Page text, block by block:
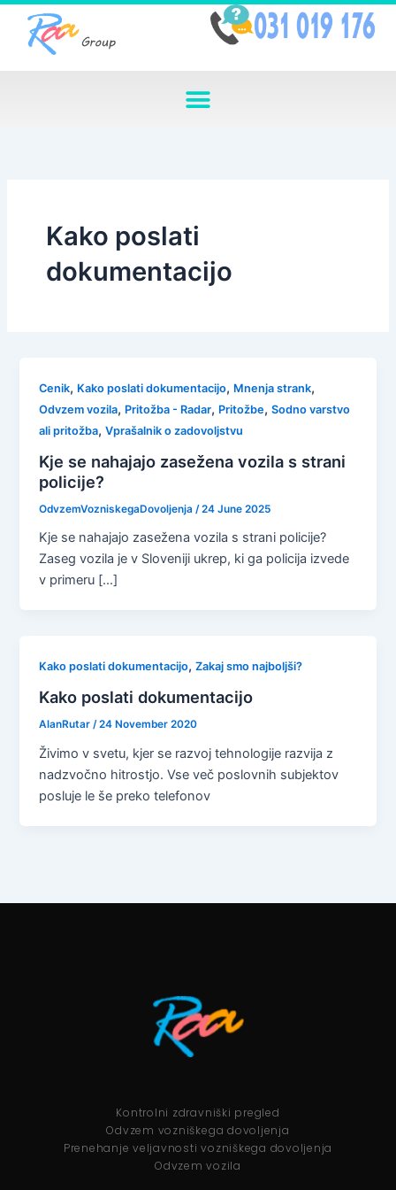
Skip
content
Kako poslati
dokumentacijo
Cenik, Kako poslati dokumentacijo, Mnenja strank,
Odvzem vozila, Pritožba - Radar, Pritožbe,Sodno varstvo
ali pritožba,Vprašalnik o zadovoljstvu
Kje se nahajajo zasežena vozila s strani
policije?
OdvzemVozniskegaDovoljenja /24 June 2025
Kje se nahajajo zasežena vozila s strani policije?
Zaseg vozila je v Sloveniji ukrep, ki ga policija izvede
v primeru […]
Kako poslati dokumentacijo,Zakaj smo najboljši?
Kako poslati dokumentacijo
AlanRutar/24 November 2020
Živimo v svetu, kjer se razvoj tehnologije razvija z
nadzvočno hitrostjo. Vse več poslovnih subjektov
posluje le še preko telefonov
Kontrolni zdravniški pregled
Odvzem vozniškega dovoljenja
Prenehanje veljavnosti vozniškega dovoljenja
Odvzem vozila